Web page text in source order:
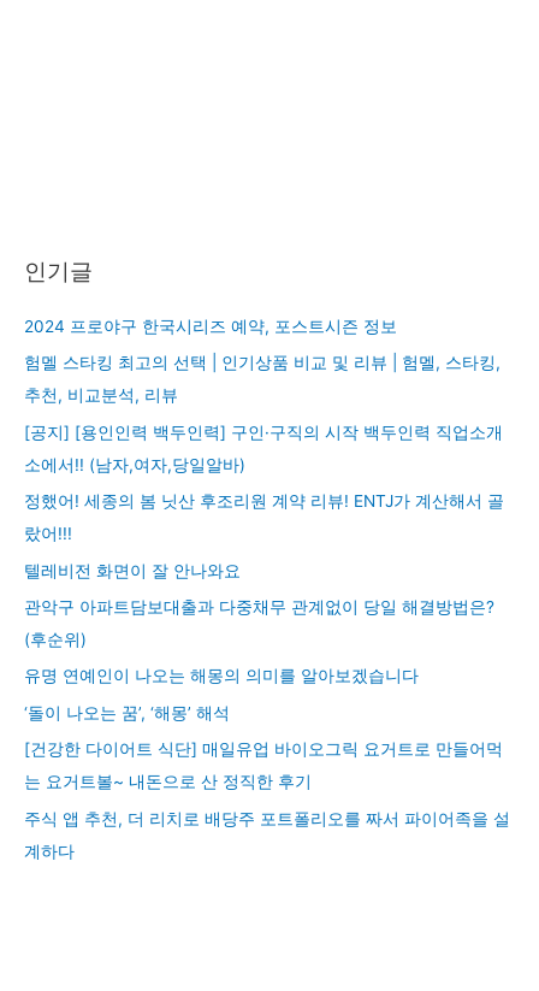
인기글
2024 프로야구 한국시리즈 예약, 포스트시즌 정보
험멜 스타킹 최고의 선택 | 인기상품 비교 및 리뷰 | 험멜, 스타킹,
추천, 비교분석, 리뷰
[공지] [용인인력 백두인력] 구인·구직의 시작 백두인력 직업소개
소에서!! (남자,여자,당일알바)
정했어! 세종의 봄 닛산 후조리원 계약 리뷰! ENTJ가 계산해서 골
랐어!!!
텔레비전 화면이 잘 안나와요
관악구 아파트담보대출과 다중채무 관계없이 당일 해결방법은?
(후순위)
유명 연예인이 나오는 해몽의 의미를 알아보겠습니다
‘돌이 나오는 꿈’, ‘해몽’ 해석
[건강한 다이어트 식단] 매일유업 바이오그릭 요거트로 만들어먹
는 요거트볼~ 내돈으로 산 정직한 후기
주식 앱 추천, 더 리치로 배당주 포트폴리오를 짜서 파이어족을 설
계하다